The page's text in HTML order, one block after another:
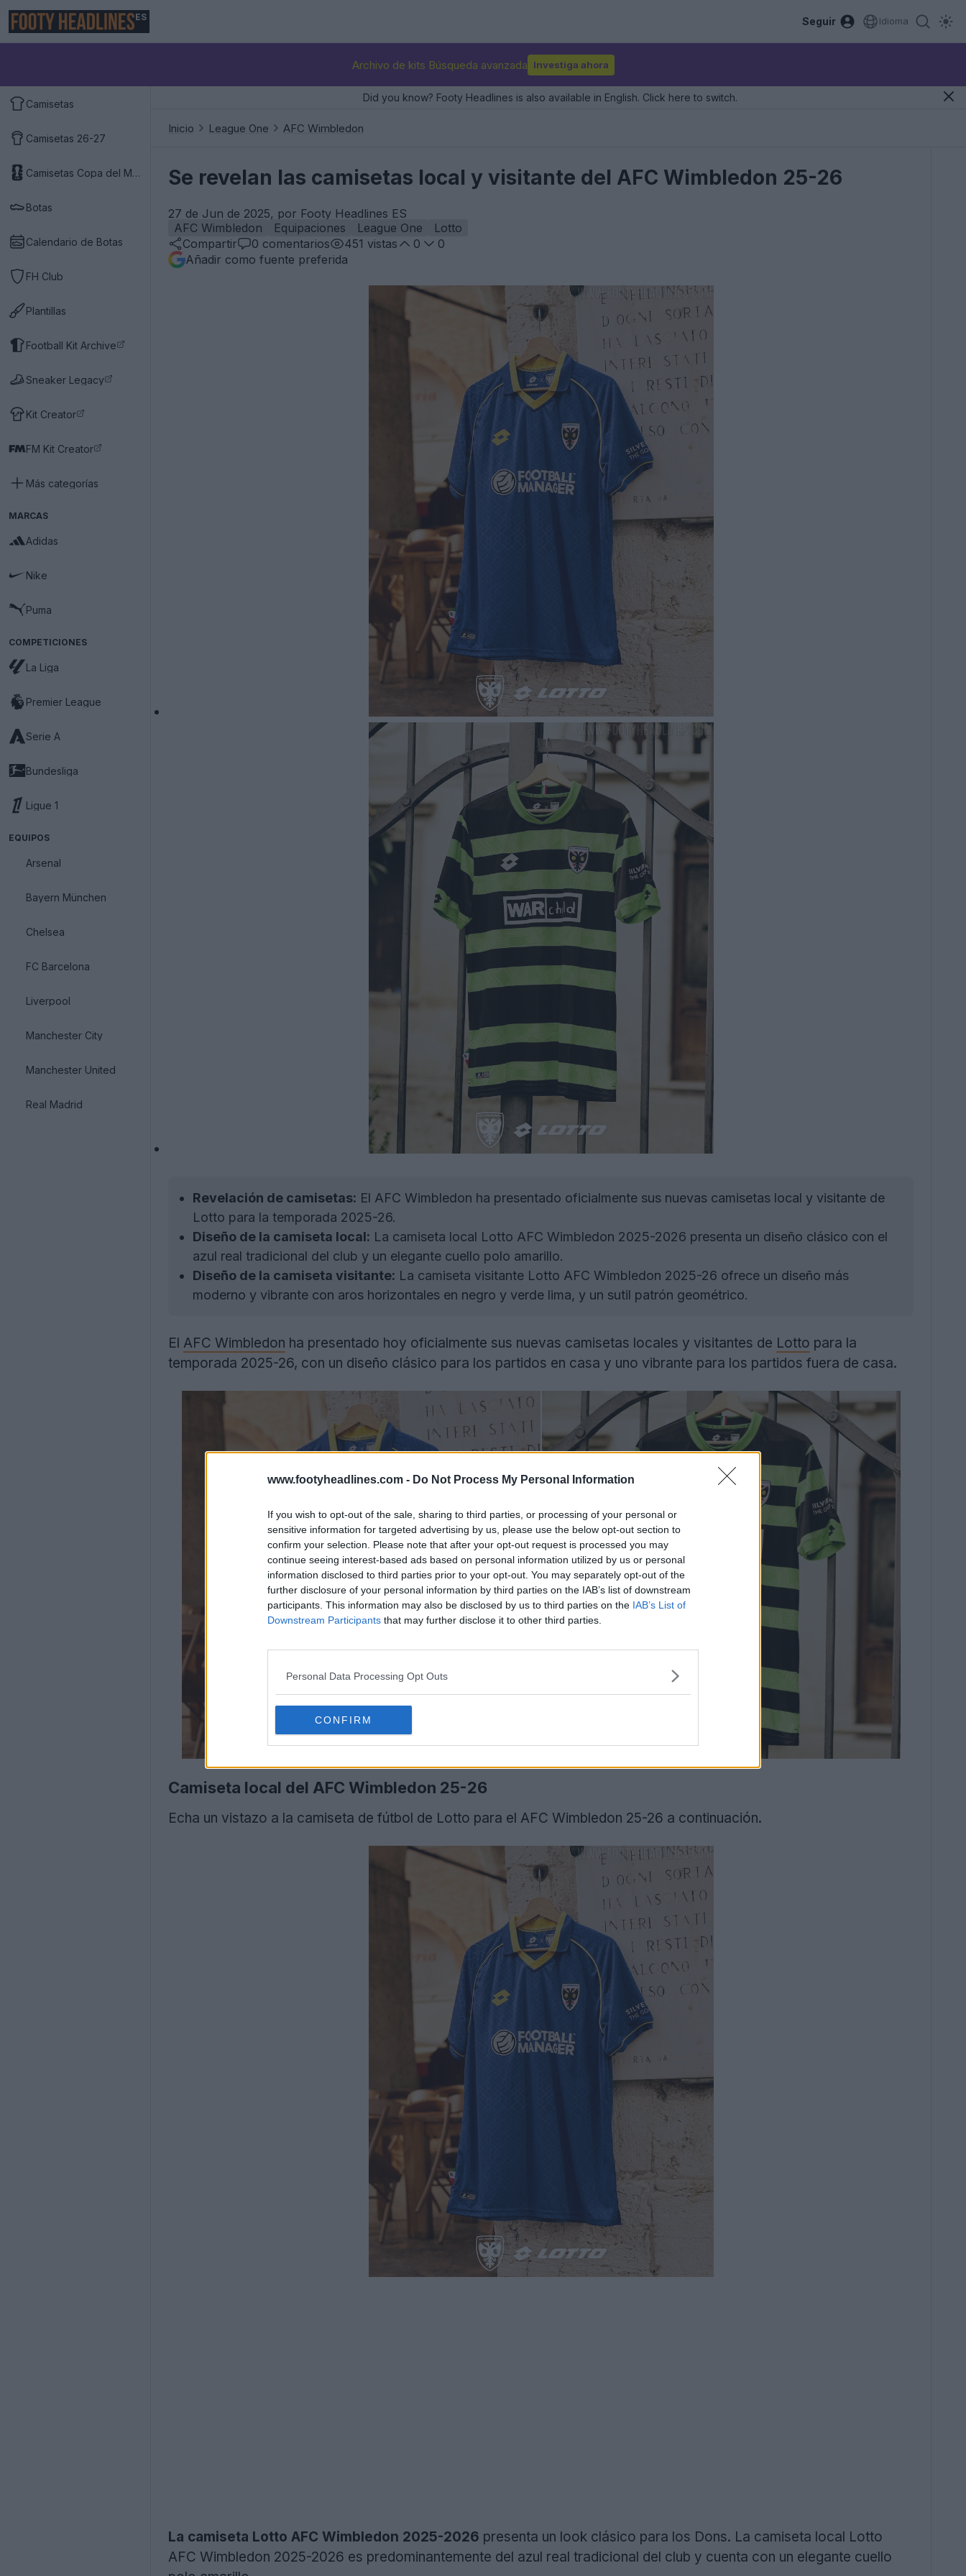
www.footyheadlines.com - Do Not Process My Personal Information
If you wish to opt-out of the sale, sharing to third parties, or processing of your personal or
sensitive information for targeted advertising by us, please use the below opt-out section to
confirm your selection. Please note that after your opt-out request is processed you may
continue seeing interest-based ads based on personal information utilized by us or personal
information disclosed to third parties prior to your opt-out. You may separately opt-out of the
further disclosure of your personal information by third parties on the IAB’s list of downstream
participants. This information may also be disclosed by us to third parties on the IAB’s List of
Downstream Participants that may further disclose it to other third parties.
Personal Data Processing Opt Outs
CONFIRM
ES Seguir Idioma
Archivo de kits Búsqueda avanzada Investiga ahora
Camisetas
Camisetas 26-27
Camisetas Copa del Mundo 2026
Botas
Calendario de Botas
FH Club
Plantillas
Football Kit Archive
Sneaker Legacy
Kit Creator
FM Kit Creator
Más categorías
MARCAS
Adidas
Nike
Puma
COMPETICIONES
La Liga
Premier League
Serie A
Bundesliga
Ligue 1
EQUIPOS
Arsenal
Bayern München
Chelsea
FC Barcelona
Liverpool
Manchester City
Manchester United
Real Madrid
Did you know? Footy Headlines is also available in English. Click here to switch.
Inicio League One AFC Wimbledon
Se revelan las camisetas local y visitante del AFC Wimbledon 25-26
27 de Jun de 2025, por Footy Headlines ES
AFC Wimbledon
Equipaciones League One
Lotto
Compartir
0 comentarios 451 vistas 0
0
Añadir como fuente preferida
Revelación de camisetas: El AFC Wimbledon ha presentado oficialmente sus nuevas camisetas local y visitante de
Lotto para la temporada 2025-26.
Diseño de la camiseta local: La camiseta local Lotto AFC Wimbledon 2025-2026 presenta un diseño clásico con el
azul real tradicional del club y un elegante cuello polo amarillo.
Diseño de la camiseta visitante: La camiseta visitante Lotto AFC Wimbledon 2025-26 ofrece un diseño más
moderno y vibrante con aros horizontales en negro y verde lima, y un sutil patrón geométrico.
El AFC Wimbledon ha presentado hoy oficialmente sus nuevas camisetas locales y visitantes de Lotto para la
temporada 2025-26, con un diseño clásico para los partidos en casa y uno vibrante para los partidos fuera de casa.
Camiseta local del AFC Wimbledon 25-26
Echa un vistazo a la camiseta de fútbol de Lotto para el AFC Wimbledon 25-26 a continuación.
La camiseta Lotto AFC Wimbledon 2025-2026 presenta un look clásico para los Dons. La camiseta local Lotto
AFC Wimbledon 2025-2026 es predominantemente del azul real tradicional del club y cuenta con un elegante cuello